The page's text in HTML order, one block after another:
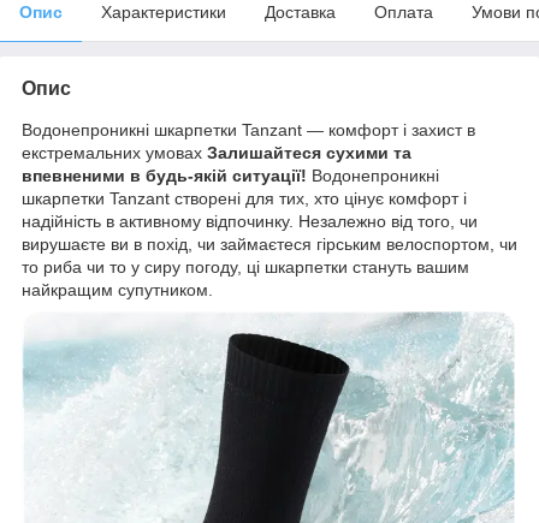
Опис Характеристики Доставка Оплата Умови
Опис
Водонепроникні шкарпетки Tanzant — комфорт і захист в
екстремальних умовах Залишайтеся сухими та
впевненими в будь-якій ситуації! Водонепроникні
шкарпетки Tanzant створені для тих, хто цінує комфорт і
надійність в активному відпочинку. Незалежно від того, чи
вирушаєте ви в похід, чи займаєтеся гірським велоспортом, чи
то риба чи то у сиру погоду, ці шкарпетки стануть вашим
найкращим супутником.